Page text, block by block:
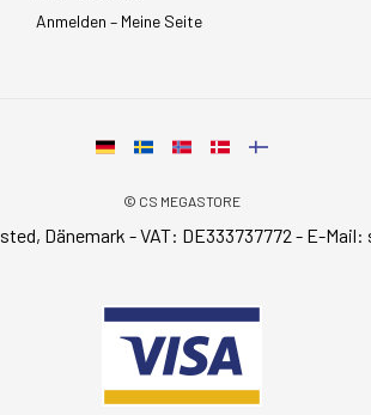
Anmelden – Meine Seite
© CS MEGASTORE
Dänemark - VAT: DE333737772 - E-Mail: